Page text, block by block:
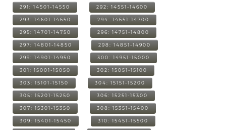
291: 14501-14550 292: 14551-14600
293: 14601-14650 294: 14651-14700
295: 14701-14750 296: 14751-14800
297: 14801-14850 298: 14851-14900
299: 14901-14950 300: 14951-15000
301: 15001-15050 302: 15051-15100
303: 15101-15150 304: 15151-15200
305: 15201-15250 306: 15251-15300
307: 15301-15350 308: 15351-15400
309: 15401-15450 310: 15451-15500